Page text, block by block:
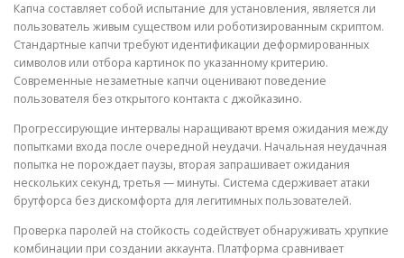
Капча составляет собой испытание для установления, является ли
пользователь живым существом или роботизированным скриптом.
Стандартные капчи требуют идентификации деформированных
символов или отбора картинок по указанному критерию.
Современные незаметные капчи оценивают поведение
пользователя без открытого контакта с джойказино.
Прогрессирующие интервалы наращивают время ожидания между
попытками входа после очередной неудачи. Начальная неудачная
попытка не порождает паузы, вторая запрашивает ожидания
нескольких секунд, третья — минуты. Система сдерживает атаки
брутфорса без дискомфорта для легитимных пользователей.
Проверка паролей на стойкость содействует обнаруживать хрупкие
комбинации при создании аккаунта. Платформа сравнивает